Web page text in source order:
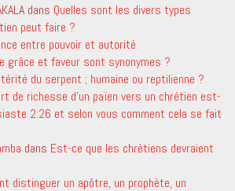
dans Quelles sont les divers types
peut faire ?
entre pouvoir et autorité
grâce et faveur sont synonymes ?
du serpent ; humaine ou reptilienne ?
de richesse d’un païen vers un chrétien est-
2:26 et selon vous comment cela se fait
dans Est-ce que les chrétiens devraient
distinguer un apôtre, un prophète, un